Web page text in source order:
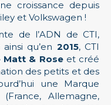
croissance depuis
et Volkswagen !
de l’ADN de CTI,
qu’en 2015, CTI
Matt & Roseet créé
des petits et des
une Marque
Allemagne,